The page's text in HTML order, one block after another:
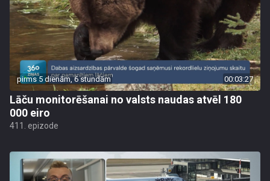
pirms 5 dienām, 6 stundām 00:03:27
Lāču monitorēšanai no valsts naudas atvēl 180
000 eiro
411. epizode